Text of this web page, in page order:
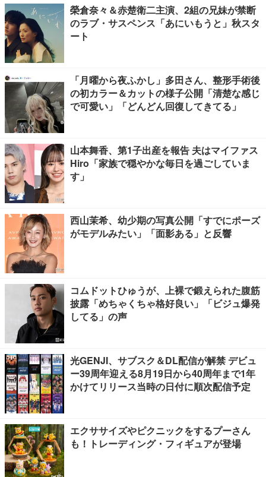
榮倉奈々＆赤楚衛二主演、2組の兄妹が禁断
のラブ・サスペンス「あにいもうと」秋スタ
ート
「月曜から夜ふかし」多田さん、整形手術後
の初カラー＆カットの様子公開「清楚な感じ
で可愛い」「どんどん回復してきてる」
山本舞香、第1子出産を報告 夫はマイファス
Hiro「家族で穏やかな毎日を過ごしていま
す」
西山茉希、幼少期の写真公開「すでにポーズ
がモデルみたい」「面影ある」と反響
コムドットひゅうが、上裸で鍛えられた腹筋
披露「めちゃくちゃ格好良い」「ビジュ爆発
してる」の声
光GENJI、サブスク＆DL配信が解禁 デビュ
ー39周年迎える8月19日から40周年まで1年
かけてリリース当時の日付に順次配信予定
エクササイズやピクニックをするプーさん
も！トレーディング・フィギュアが登場